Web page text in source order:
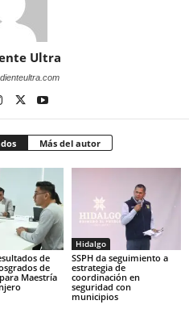
Ultra
Más del autor
de
de
Maestría
Hidalgo
SSPH da seguimiento a
estrategia de
coordinación en
seguridad con
municipios